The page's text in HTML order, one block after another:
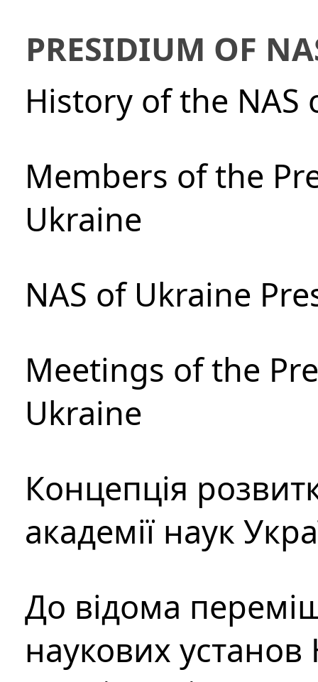
PRESIDIUM OF
History of the NAS
Members of the
Ukraine
NAS of Ukraine
Meetings of the
Ukraine
Концепція
академії наук
До відома
наукових установ